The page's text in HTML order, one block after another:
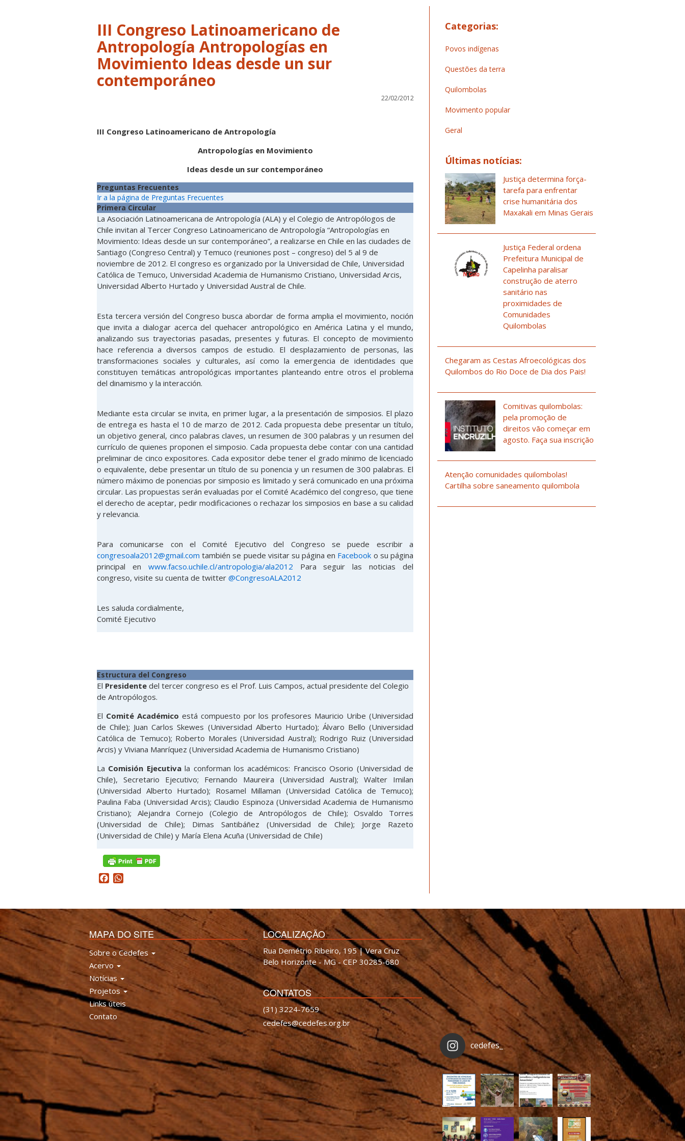
III Congreso Latinoamericano de
Antropología Antropologías en
Movimiento Ideas desde un sur
contemporáneo
22/02/2012
III Congreso Latinoamericano de Antropología
Antropologías en Movimiento
Ideas desde un sur contemporáneo
Preguntas Frecuentes
Ir a la página de Preguntas Frecuentes
Primera Circular
La Asociación Latinoamericana de Antropología (ALA) y el Colegio de Antropólogos de
Chile invitan al Tercer Congreso Latinoamericano de Antropología “Antropologías en
Movimiento: Ideas desde un sur contemporáneo”, a realizarse en Chile en las ciudades de
Santiago (Congreso Central) y Temuco (reuniones post – congreso) del 5 al 9 de
noviembre de 2012. El congreso es organizado por la Universidad de Chile, Universidad
Católica de Temuco, Universidad Academia de Humanismo Cristiano, Universidad Arcis,
Universidad Alberto Hurtado y Universidad Austral de Chile.
Esta tercera versión del Congreso busca abordar de forma amplia el movimiento, noción
que invita a dialogar acerca del quehacer antropológico en América Latina y el mundo,
analizando sus trayectorias pasadas, presentes y futuras. El concepto de movimiento
hace referencia a diversos campos de estudio. El desplazamiento de personas, las
transformaciones sociales y culturales, así como la emergencia de identidades que
constituyen temáticas antropológicas importantes planteando entre otros el problema
del dinamismo y la interacción.
Mediante esta circular se invita, en primer lugar, a la presentación de simposios. El plazo
de entrega es hasta el 10 de marzo de 2012. Cada propuesta debe presentar un título,
un objetivo general, cinco palabras claves, un resumen de 300 palabras y un resumen del
currículo de quienes proponen el simposio. Cada propuesta debe contar con una cantidad
preliminar de cinco expositores. Cada expositor debe tener el grado mínimo de licenciado
o equivalente, debe presentar un título de su ponencia y un resumen de 300 palabras. El
número máximo de ponencias por simposio es limitado y será comunicado en una próxima
circular. Las propuestas serán evaluadas por el Comité Académico del congreso, que tiene
el derecho de aceptar, pedir modificaciones o rechazar los simposios en base a su calidad
y relevancia.
Para comunicarse con el Comité Ejecutivo del Congreso se puede escribir a
congresoala2012@gmail.com también se puede visitar su página en Facebook o su página
principal en www.facso.uchile.cl/antropologia/ala2012 Para seguir las noticias del
congreso, visite su cuenta de twitter @CongresoALA2012
Les saluda cordialmente,
Comité Ejecutivo
Estructura del Congreso
El Presidente del tercer congreso es el Prof. Luis Campos, actual presidente del Colegio
de Antropólogos.
El Comité Académico está compuesto por los profesores Mauricio Uribe (Universidad
de Chile); Juan Carlos Skewes (Universidad Alberto Hurtado); Álvaro Bello (Universidad
Católica de Temuco); Roberto Morales (Universidad Austral); Rodrigo Ruiz (Universidad
Arcis) y Viviana Manríquez (Universidad Academia de Humanismo Cristiano)
La Comisión Ejecutivala conforman los académicos: Francisco Osorio (Universidad de
Chile), Secretario Ejecutivo; Fernando Maureira (Universidad Austral); Walter Imilan
(Universidad Alberto Hurtado); Rosamel Millaman (Universidad Católica de Temuco);
Paulina Faba (Universidad Arcis); Claudio Espinoza (Universidad Academia de Humanismo
Cristiano); Alejandra Cornejo (Colegio de Antropólogos de Chile); Osvaldo Torres
(Universidad de Chile); Dimas Santibáñez (Universidad de Chile); Jorge Razeto
(Universidad de Chile) y María Elena Acuña (Universidad de Chile)
Facebook
Categorias:
Povos indígenas
Questões da terra
Quilombolas
Movimento popular
Geral
Últimas notícias:
Justiça determina força-
tarefa para enfrentar
crise humanitária dos
Maxakali em Minas Gerais
Justiça Federal ordena
Prefeitura Municipal de
Capelinha paralisar
construção de aterro
sanitário nas
proximidades de
Comunidades
Quilombolas
Chegaram as Cestas Afroecológicas dos
Quilombos do Rio Doce de Dia dos Pais!
Comitivas quilombolas:
pela promoção de
direitos vão começar em
agosto. Faça sua inscrição
Atenção comunidades quilombolas!
Cartilha sobre saneamento quilombola
MAPA DO SITE
Sobre o Cedefes
Acervo
Notícias
Projetos
Links úteis
Contato
LOCALIZAÇÃO
Rua Demétrio Ribeiro, 195 | Vera Cruz
Belo Horizonte - MG - CEP 30285-680
CONTATOS
(31) 3224-7659
cedefes@cedefes.org.br
cedefes_